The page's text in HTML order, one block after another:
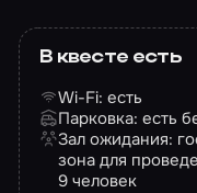
В квесте есть
Wi-Fi: есть
Парковка: есть
Зал ожидания:
зона для
9 человек